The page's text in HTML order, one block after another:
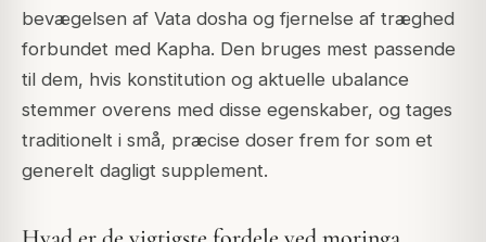
bevægelsen af Vata dosha og fjernelse af træghed
forbundet med Kapha. Den bruges mest passende
til dem, hvis konstitution og aktuelle ubalance
stemmer overens med disse egenskaber, og tages
traditionelt i små, præcise doser frem for som et
generelt dagligt supplement.